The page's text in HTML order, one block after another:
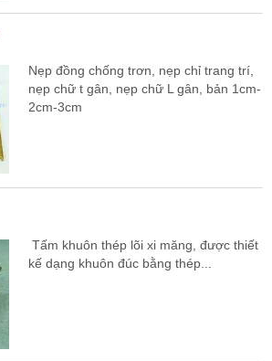
Nẹp đồng chống trơn, nẹp chỉ trang trí,
nẹp chữ t gân, nẹp chữ L gân, bản 1cm-
2cm-3cm
Tấm khuôn thép lõi xi măng, được thiết
kế dạng khuôn đúc bằng thép...